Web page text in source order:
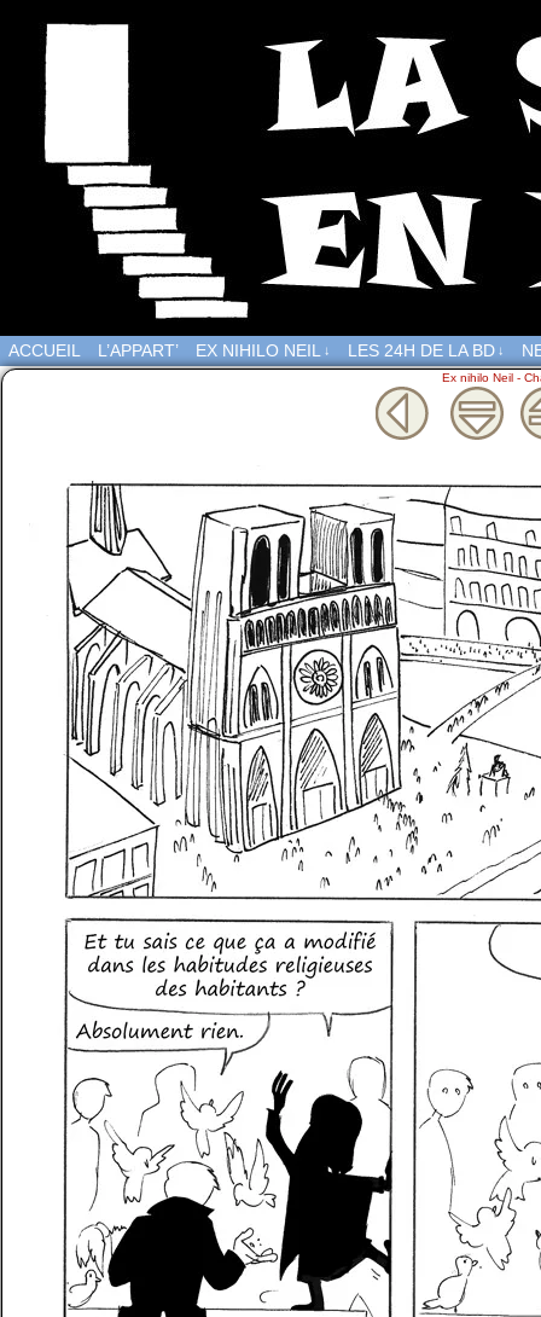
ACCUEIL L’APPART’ EX NIHILO NEIL ↓ LES 24H DE LA BD ↓
Ex nihilo Neil -